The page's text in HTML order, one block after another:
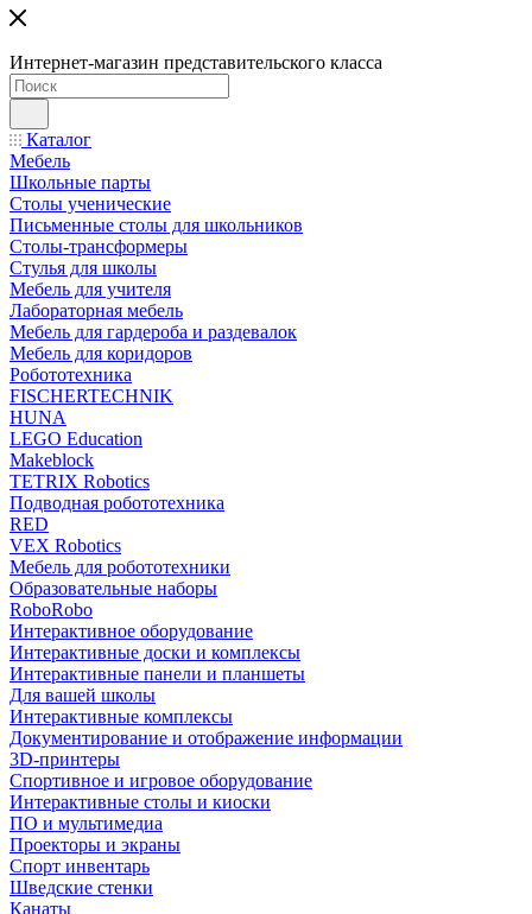
Интернет-магазин представительского класса
Каталог
Мебель
Школьные парты
Столы ученические
Письменные столы для школьников
Столы-трансформеры
Стулья для школы
Мебель для учителя
Лабораторная мебель
Мебель для гардероба и раздевалок
Мебель для коридоров
Робототехника
FISCHERTECHNIK
HUNA
LEGO Education
Makeblock
TETRIX Robotics
Подводная робототехника
RED
VEX Robotics
Мебель для робототехники
Образовательные наборы
RoboRobo
Интерактивное оборудование
Интерактивные доски и комплексы
Интерактивные панели и планшеты
Для вашей школы
Интерактивные комплексы
Документирование и отображение информации
3D-принтеры
Спортивное и игровое оборудование
Интерактивные столы и киоски
ПО и мультимедиа
Проекторы и экраны
Спорт инвентарь
Шведские стенки
Канаты